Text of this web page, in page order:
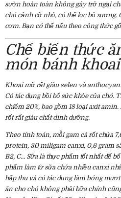
sườn hoàn toàn không gây trở ngại
chó cảnh cỡ nhỏ, có thể lọc bỏ
cơm. Bạn có thể nấu theo công thức
Chế biến thức
món bánh
Khoai mỡ rất giàu selen và
Có tác dụng bồi bổ sức khỏe của chó.
chiếm 20%, bao gồm 18 loại axit
rốt rất giàu chất dinh dưỡng.
Theo tính toán, mỗi gam cà rốt chứa
protein, 30 miligam canxi, 0,6 gram
B2, C… Sữa là thực phẩm tốt nhất để
phẩm làm từ sữa chứa nhiều canxi
hấp thu và có tác dụng làm bóng
ăn cho chó không phải bữa chính